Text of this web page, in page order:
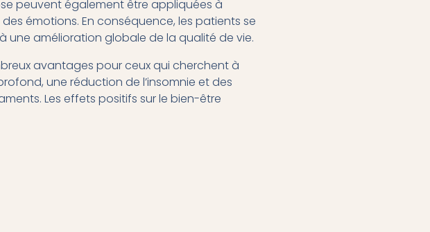
peuvent également être appliquées à
émotions. En conséquence, les patients se
une amélioration globale de la qualité de vie.
avantages pour ceux qui cherchent à
une réduction de l’insomnie et des
Les effets positifs sur le bien-être